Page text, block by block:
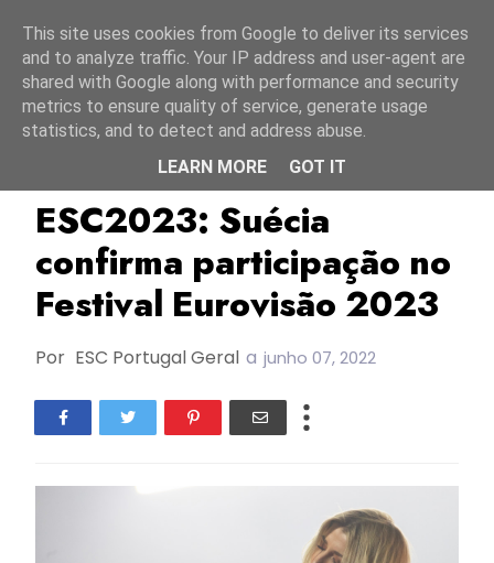
Melodifestivalen 2023
ESC2023: Suécia
confirma participação no
Festival Eurovisão 2023
Por ESC Portugal Geral a junho 07, 2022
This site uses cookies from Google to deliver its services
and to analyze traffic. Your IP address and user-agent are
shared with Google along with performance and security
metrics to ensure quality of service, generate usage
statistics, and to detect and address abuse.
LEARN MORE
GOT IT